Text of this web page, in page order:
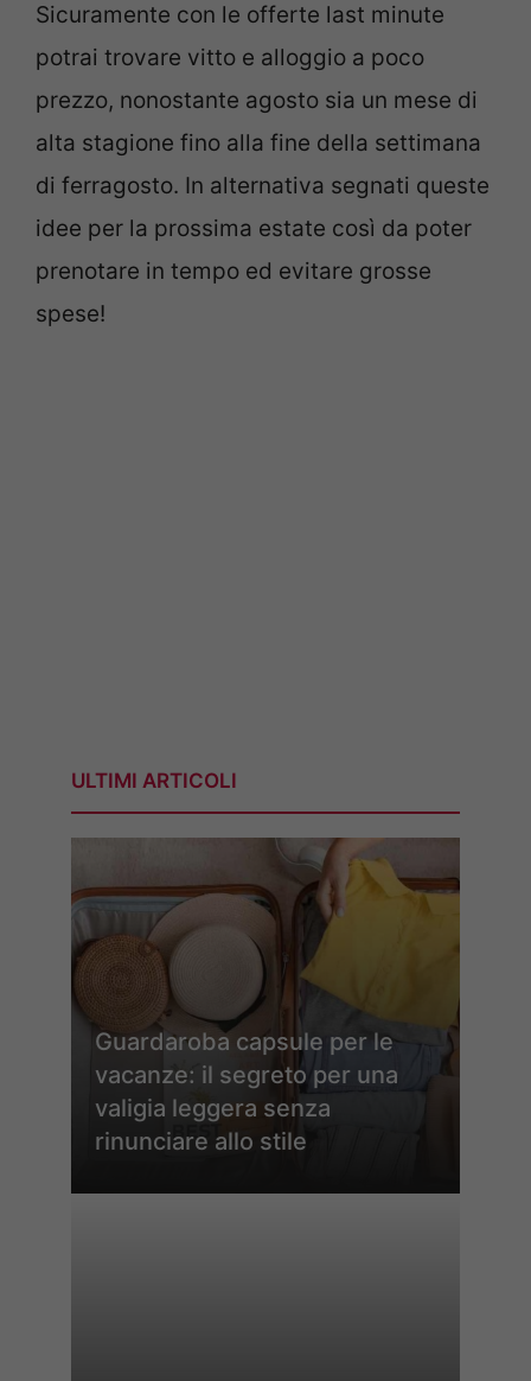
Sicuramente con le offerte last minute
potrai trovare vitto e alloggio a poco
prezzo, nonostante agosto sia un mese di
alta stagione fino alla fine della settimana
di ferragosto. In alternativa segnati queste
idee per la prossima estate così da poter
prenotare in tempo ed evitare grosse
spese!
ULTIMI ARTICOLI
Guardaroba capsule per le
vacanze: il segreto per una
valigia leggera senza
rinunciare allo stile